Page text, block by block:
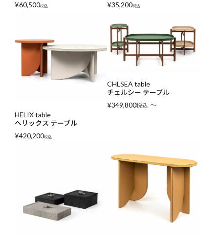
¥60,500税込 ¥35,200税込
HELIX table
ヘリックス テーブル
¥420,200税込
CHLSEA table
チェルシー テーブル
¥349,800税込 〜